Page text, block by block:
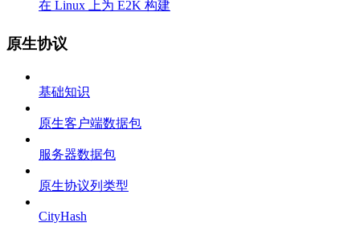
在 Linux 上为 E2K 构建
原生协议
基础知识
原生客户端数据包
服务器数据包
原生协议列类型
CityHash